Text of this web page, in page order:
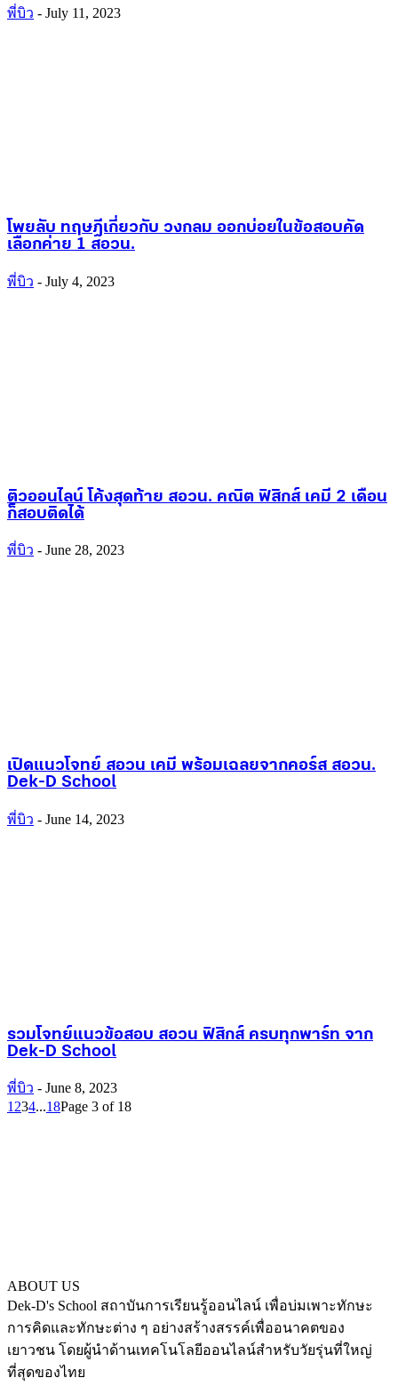
พี่บิว - July 11, 2023
โพยลับ ทฤษฎีเกี่ยวกับ วงกลม ออกบ่อยในข้อสอบคัด
เลือกค่าย 1 สอวน.
พี่บิว - July 4, 2023
ติวออนไลน์ โค้งสุดท้าย สอวน. คณิต ฟิสิกส์ เคมี 2 เดือน
ก็สอบติดได้
พี่บิว - June 28, 2023
เปิดแนวโจทย์ สอวน เคมี พร้อมเฉลยจากคอร์ส สอวน.
Dek-D School
พี่บิว - June 14, 2023
รวมโจทย์แนวข้อสอบ สอวน ฟิสิกส์ ครบทุกพาร์ท จาก
Dek-D School
พี่บิว - June 8, 2023
1 234...18Page 3 of 18
ABOUT US
Dek-D's School สถาบันการเรียนรู้ออนไลน์ เพื่อบ่มเพาะทักษะ
การคิดและทักษะต่าง ๆ อย่างสร้างสรรค์เพื่ออนาคตของ
เยาวชน โดยผู้นำด้านเทคโนโลยีออนไลน์สำหรับวัยรุ่นที่ใหญ่
ที่สุดของไทย